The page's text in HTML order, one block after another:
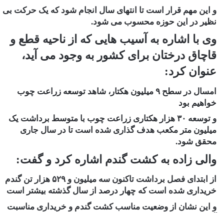
و این مهم قرار است تا انتهای سال انجام شود که یک حرکت بی
نظیر در این حوزه محسوب می شود.
وی با اشاره به آسیب هایی که از ناحیه قطع و
قاچاق درختان برای کشور به وجود می آید،
عنوان کرد:
امسال در سطح ۹ میلیون هکتار، شاهد توسعه زراعت چوب
خواهیم بود
و توسعه ۳۰ هزار هکتاری زراعت چوب با متوسط برداشت یک
میلیون متر مکعب هدف گذاری شده است تا در سال جاری
محقق شود.
والی زاده به کشت گندم اشاره کرد و گفت:
از ابتدای فصل برداشت تاکنون سه میلیون و ۵۲۹ هزار تن گندم
خریداری شده است که چهار درصد از سال گذشته بیشتر است
و این نشان از وضعیت مناسب کشت گندم و خریداری مناسبت